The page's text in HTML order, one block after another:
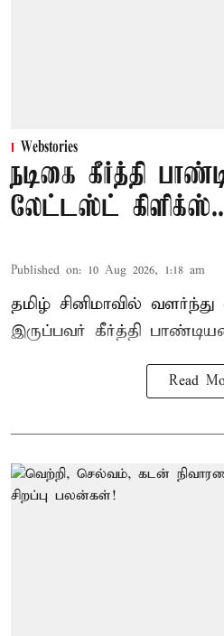
Webstories
நடிகை கீர்த்தி
லேட்டஸ்ட்
Published on: 10 Aug 2026, 1:18 am
தமிழ் சினிமாவில்
இருப்பவர் கீர்த்தி
Read